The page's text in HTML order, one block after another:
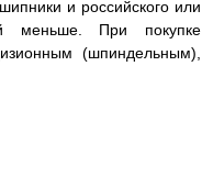
и российского или
меньше. При покупке
(шпиндельным),